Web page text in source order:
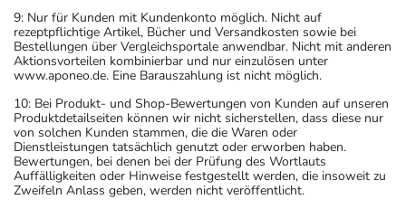
9: Nur für Kunden mit Kundenkonto möglich. Nicht auf
rezeptpflichtige Artikel, Bücher und Versandkosten sowie bei
Bestellungen über Vergleichsportale anwendbar. Nicht mit anderen
Aktionsvorteilen kombinierbar und nur einzulösen unter
www.aponeo.de. Eine Barauszahlung ist nicht möglich.
10: Bei Produkt- und Shop-Bewertungen von Kunden auf unseren
Produktdetailseiten können wir nicht sicherstellen, dass diese nur
von solchen Kunden stammen, die die Waren oder
Dienstleistungen tatsächlich genutzt oder erworben haben.
Bewertungen, bei denen bei der Prüfung des Wortlauts
Auffälligkeiten oder Hinweise festgestellt werden, die insoweit zu
Zweifeln Anlass geben, werden nicht veröffentlicht.